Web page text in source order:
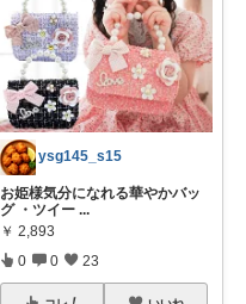
ysg145_s15
お姫様気分になれる華やかバッ
グ ・ツイー ...
￥ 2,893
0 0 23